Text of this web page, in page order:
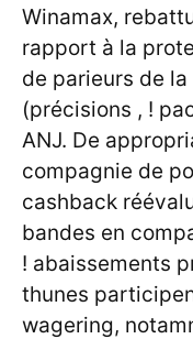
Winamax,
rapport à la
de parieurs de
(précisions , !
ANJ. De
compagnie de
cashback
bandes en
! abaissements
thunes
wagering,